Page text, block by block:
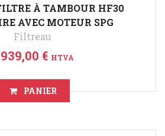
À TAMBOUR HF30
AVEC MOTEUR SPG
Filtreau
€ HTVA
PANIER